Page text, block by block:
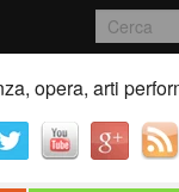
opera, arti